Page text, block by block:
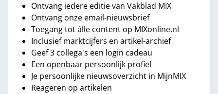
Ontvang iedere editie van Vakblad MIX
Ontvang onze email-nieuwsbrief
Toegang tot álle content op MIXonline.nl
Inclusief marktcijfers en artikel-archief
Geef 3 collega's een login cadeau
Een openbaar persoonlijk profiel
Je persoonlijke nieuwsoverzicht in MijnMIX
Reageren op artikelen